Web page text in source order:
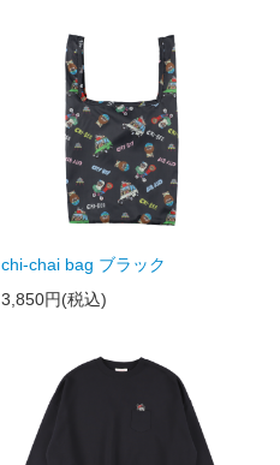
chi-chai bag ブラック
3,850円(税込)